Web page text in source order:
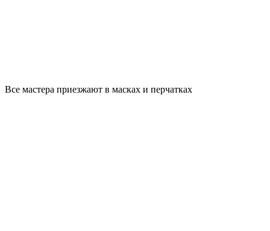
Все мастера приезжают в масках и перчатках